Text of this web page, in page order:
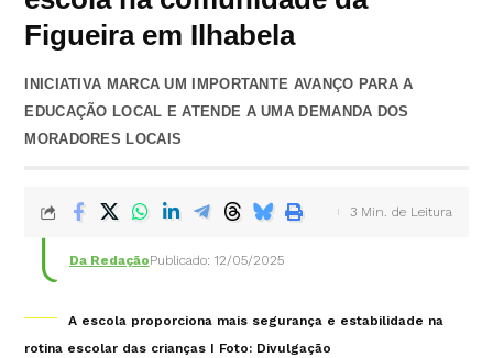
Figueira em Ilhabela
INICIATIVA MARCA UM IMPORTANTE AVANÇO PARA A
EDUCAÇÃO LOCAL E ATENDE A UMA DEMANDA DOS
MORADORES LOCAIS
Da RedaçãoPublicado: 12/05/2025
3 Min. de Leitura
A escola proporciona mais segurança e estabilidade na
rotina escolar das crianças I Foto: Divulgação